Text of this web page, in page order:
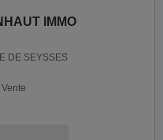
IMMO
DE SEYSSES